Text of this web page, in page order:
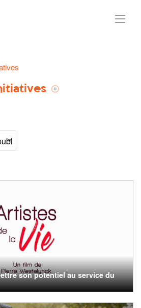
son potentiel au service du